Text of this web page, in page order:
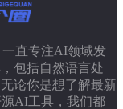
直专注AI领域发
包括自然语言处
论你是想了解最新
AI工具，我们都